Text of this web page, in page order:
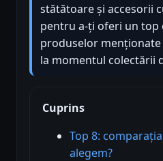
stătătoare și accesorii
pentru a-ți oferi un top
produselor
la momentul colectării
Cuprins
Top 8:
alegem?